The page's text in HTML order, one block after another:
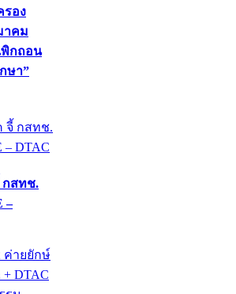
รอง
าคม
พิกถอน
ษา”
กสทช.
–